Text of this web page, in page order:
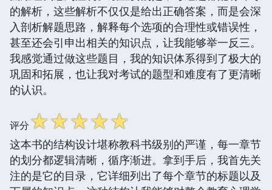
的解析，这些解析不仅仅是给出正确答案，而是会深
入剖析解题思路，解释每个选项的合理性或错误性，
甚至还会引申出相关的知识点，让我能够举一反三。
我感觉通过做这些题目，我的知识体系得到了极大的
巩固和拓展，也让我对考试的题型和难度有了更清晰
的认识。
评分☆☆☆☆☆
这本书的结构设计堪称教科书级别的严谨，每一章节
的划分都逻辑清晰，循序渐进。拿到手后，我首先关
注的是它的目录，它详细列出了每个章节的标题以及